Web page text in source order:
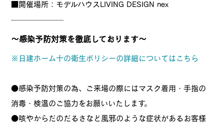
■開催場所：モデルハウスLIVING DESIGN nex
———————
～感染予防対策を徹底しております～
※日建ホーム十の衛生ポリシーの詳細についてはこちら
●感染予防対策の為、ご来場の際にはマスク着用・手指の
消毒・検温のご協力をお願いいたします。
●咳やからだのだるさなど風邪のような症状があるお客様